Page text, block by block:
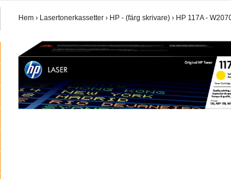
Hem › Lasertonerkassetter › HP - (färg skrivare) › HP 117A -